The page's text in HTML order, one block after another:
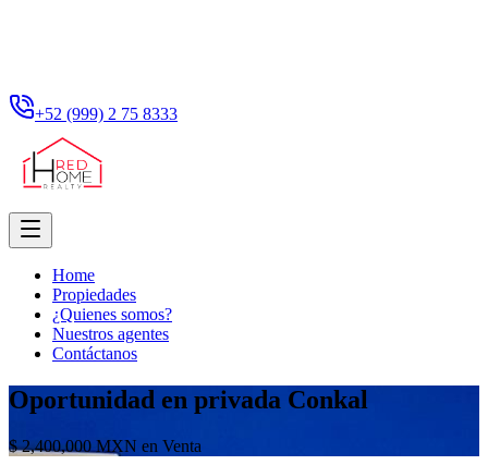
+52 (999) 2 75 8333
Home
Propiedades
¿Quienes somos?
Nuestros agentes
Contáctanos
Oportunidad en privada Conkal
$ 2,400,000 MXN en Venta